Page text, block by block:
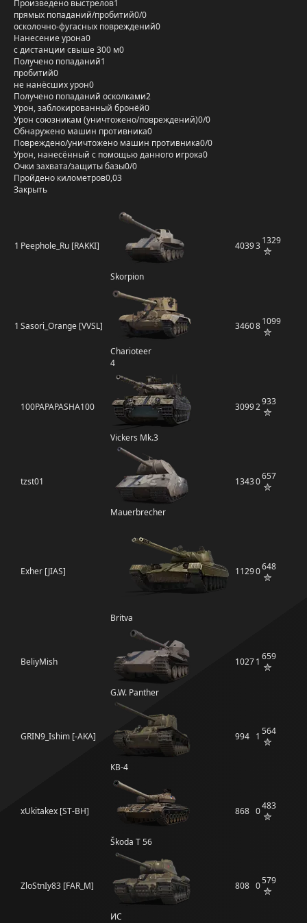
Произведено выстрелов1
прямых попаданий/пробитий0/0
осколочно-фугасных повреждений0
Нанесение урона0
с дистанции свыше 300 м0
Получено попаданий1
пробитий0
не нанёсших урон0
Получено попаданий осколками2
Урон, заблокированный бронёй0
Урон союзникам (уничтожено/повреждений)0/0
Обнаружено машин противника0
Повреждено/уничтожено машин противника0/0
Урон, нанесённый с помощью данного игрока0
Очки захвата/защиты базы0/0
Пройдено километров0,03
Закрыть
1 Peephole_Ru [RAKKI]
Skorpion
403931329
1 Sasori_Orange [VVSL]
Charioteer
4
346081099
100PAPAPASHA100
Vickers Mk.3
30992933
tzst01
Mauerbrecher
13430657
Exher [JIAS]
Britva
11290648
BeliyMish
G.W. Panther
10271 659
GRIN9_Ishim [-AKA]
КВ-4
994 1 564
xUkitakex [ST-BH]
Škoda T 56
868 0483
ZloStnIy83 [FAR_M]
ИС
808 0579